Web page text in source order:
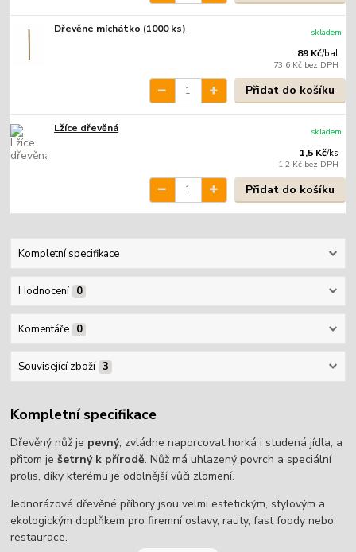
Dřevěné míchátko (1000 ks)
89 Kč/bal
73,6 Kč bez DPH
skladem
Přidat do košíku
Lžíce dřevěná
1,5 Kč/ks
1,2 Kč bez DPH
skladem
Přidat do košíku
Kompletní specifikace
Hodnocení 0
Komentáře 0
Související zboží 3
Kompletní specifikace
Dřevěný nůž je pevný, zvládne naporcovat horká i studená jídla, a
přitom ješetrný k přírodě. Nůž má uhlazený povrch a speciální
prolis, díky kterému je odolnější vůči zlomení.
Jednorázové dřevěné příbory jsou velmi estetickým, stylovým a
ekologickým doplňkem pro firemní oslavy, rauty, fast foody nebo
restaurace.